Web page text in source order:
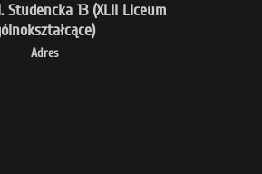
Adres
Studencka 13 (XLII Liceum